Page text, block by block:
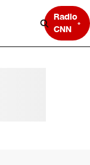
Radio
CNN